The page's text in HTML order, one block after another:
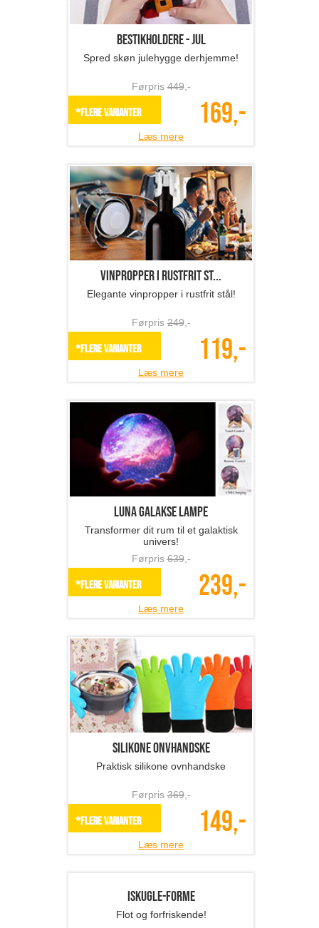
Bestikholdere - jul
Spred skøn julehygge derhjemme!
Førpris449,-
*Flere varianter 169,-
Læs mere
Vinpropper i rustfrit st...
Elegante vinpropper i rustfrit stål!
Førpris249,-
*Flere varianter 119,-
Læs mere
Luna Galakse lampe
Transformer dit rum til et galaktisk
univers!
Førpris639,-
*Flere varianter 239,-
Læs mere
Silikone onvhandske
Praktisk silikone ovnhandske
Førpris369,-
*Flere varianter 149,-
Læs mere